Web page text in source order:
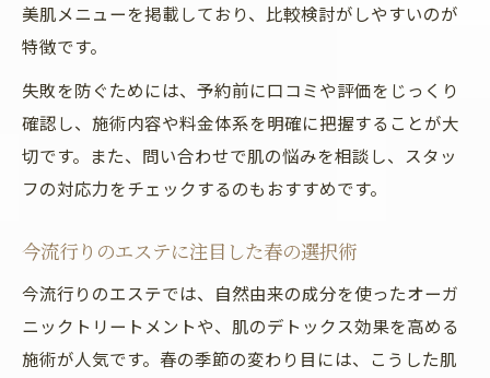
美肌メニューを掲載しており、比較検討がしやすいのが
特徴です。
失敗を防ぐためには、予約前に口コミや評価をじっくり
確認し、施術内容や料金体系を明確に把握することが大
切です。また、問い合わせで肌の悩みを相談し、スタッ
フの対応力をチェックするのもおすすめです。
今流行りのエステに注目した春の選択術
今流行りのエステでは、自然由来の成分を使ったオーガ
ニックトリートメントや、肌のデトックス効果を高める
施術が人気です。春の季節の変わり目には、こうした肌